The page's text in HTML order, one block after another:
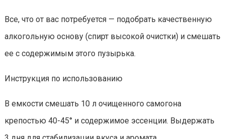
Все, что от вас потребуется — подобрать качественную
алкогольную основу (спирт высокой очистки) и смешать
ее с содержимым этого пузырька.
Инструкция по использованию
В емкости смешать 10 л очищенного самогона
крепостью 40-45° и содержимое эссенции. Выдержать